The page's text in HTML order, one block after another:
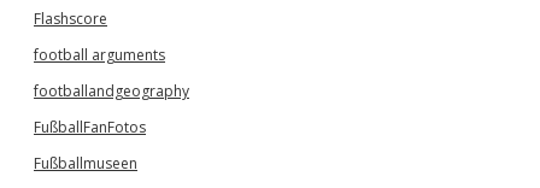
Flashscore
football arguments
footballandgeography
FußballFanFotos
Fußballmuseen